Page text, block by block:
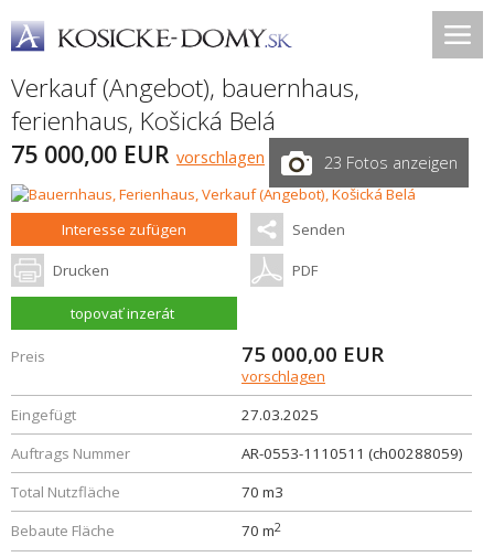
Verkauf (Angebot), bauernhaus,
ferienhaus, Košická Belá
75 000,00 EUR vorschlagen 23 Fotos anzeigen
Interesse zufügen Senden
Drucken PDF
topovať inzerát
Preis 75 000,00 EUR
vorschlagen
Eingefügt
27.03.2025
Auftrags Nummer
AR-0553-1110511 (ch00288059)
Total Nutzfläche
70 m3
Bebaute Fläche
70 m2